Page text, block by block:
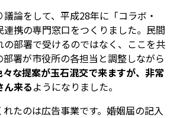
論をして、平成28年に「コラボ・
連携の専門窓口をつくりました。民間
部署で受けるのではなく、ここを共
署が市役所の各担当と調整しながら
々な提案が玉石混交で来ますが、非常
ん来るようになりました。
たのは広告事業です。婚姻届の記入